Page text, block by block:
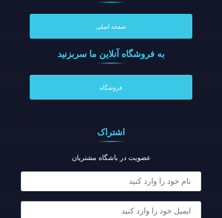
صفحه اصلی
به فروشگاه آنلاين ما سربزنيد
فروشگاه
اشتراک
عضویت در باشگاه مشتریان